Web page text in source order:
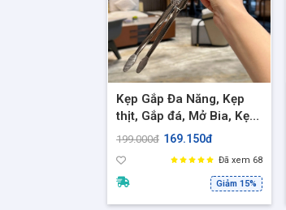
Kẹp Gắp Đa Năng, Kẹp
thịt, Gắp đá, Mở Bia, Kẹp
BBQ Inox 304 Oyatton
199.000đ 169.150đ
Đã xem 68
Giảm 15%